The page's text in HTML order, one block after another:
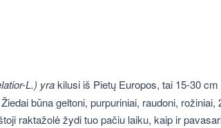
L.) yrakilusi iš Pietų Europos, tai 15-30
būna geltoni, purpuriniai, raudoni,
raktažolė žydi tuo pačiu laiku, kaip ir